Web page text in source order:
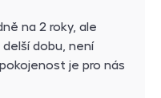
na 2 roky, ale
dobu, není
je pro nás